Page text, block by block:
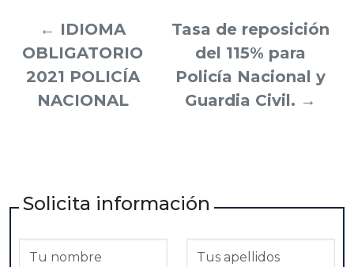
← IDIOMA
OBLIGATORIO
2021 POLICÍA
NACIONAL
Tasa de reposición
del 115% para
Policía Nacional y
Guardia Civil. →
Solicita información